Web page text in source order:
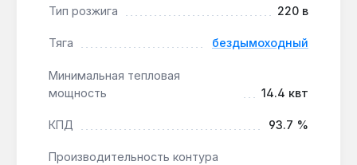
теплообменники?
При жёсткой воде (>7 °dH) рекомендуется
поддержания КПД 93,7%.
Тип розжига 220 в
Тяга бездымоходный
Минимальная тепловая
мощность
14.4 квт
КПД 93.7 %
Производительность контура